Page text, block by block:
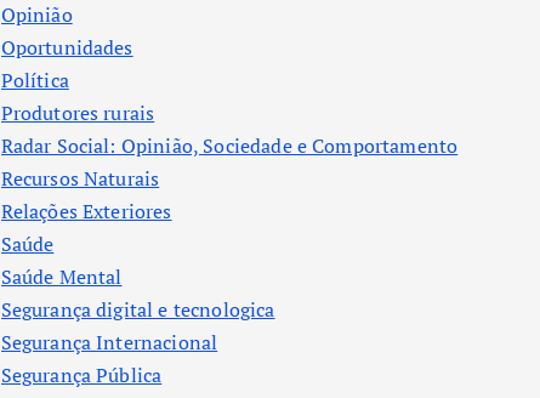
Opinião
Oportunidades
Política
Produtores rurais
Radar Social: Opinião, Sociedade e Comportamento
Recursos Naturais
Relações Exteriores
Saúde
Saúde Mental
Segurança digital e tecnologica
Segurança Internacional
Segurança Pública